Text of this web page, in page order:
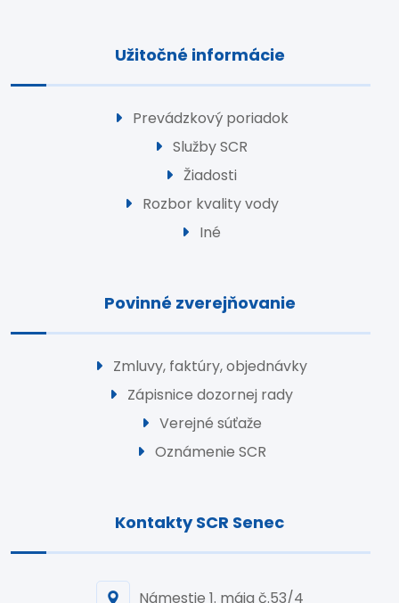
Užitočné informácie
Prevádzkový poriadok
Služby SCR
Žiadosti
Rozbor kvality vody
Iné
Povinné zverejňovanie
Zmluvy, faktúry, objednávky
Zápisnice dozornej rady
Verejné súťaže
Oznámenie SCR
Kontakty SCR Senec
Námestie 1. mája č.53/4